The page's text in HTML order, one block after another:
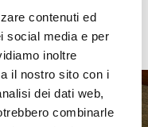
contenuti ed
social media e per
inoltre
il nostro sito con i
dei dati web,
combinarle